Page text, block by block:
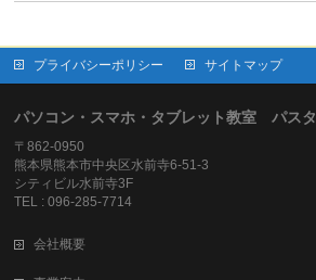
プライバシーポリシー サイトマップ
パソコン・スマホ・タブレット教室 パスタ
〒862-0950
熊本県熊本市中央区水前寺6-51-3
シティビル水前寺3F
TEL : 096-285-7714
会社概要